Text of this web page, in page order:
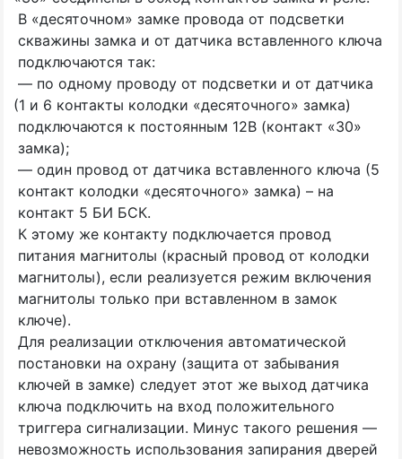
В «десяточном» замке провода от подсветки
скважины замка и от датчика вставленного ключа
подключаются так:
— по одному проводу от подсветки и от датчика
(1 и 6 контакты колодки «десяточного» замка)
подключаются к постоянным 12В (контакт «30»
замка);
— один провод от датчика вставленного ключа (5
контакт колодки «десяточного» замка) – на
контакт 5 БИ БСК.
К этому же контакту подключается провод
питания магнитолы (красный провод от колодки
магнитолы), если реализуется режим включения
магнитолы только при вставленном в замок
ключе).
Для реализации отключения автоматической
постановки на охрану (защита от забывания
ключей в замке) следует этот же выход датчика
ключа подключить на вход положительного
триггера сигнализации. Минус такого решения —
невозможность использования запирания дверей